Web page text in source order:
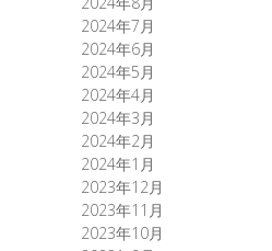
2024年7月
2024年6月
2024年5月
2024年4月
2024年3月
2024年2月
2024年1月
2023年12月
2023年11月
2023年10月